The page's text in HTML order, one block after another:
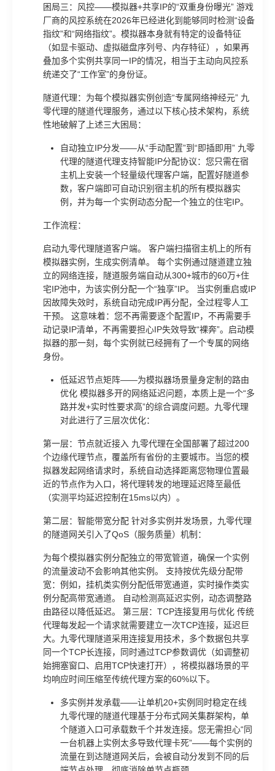
困局三：风控——模拟器+共享IP的“双重身份曝光” 游戏
厂商的风控系统在2026年已经进化到能够同时检测“设备
指纹”和“网络指纹”。模拟器本身就有特定的设备特征
（如显卡驱动、虚拟磁盘序列号、内存特征），如果再
叠加多个实例共享同一IP的情况，相当于主动向风控系
统递交了“工作室”的身份证。
隧道代理：为每个模拟器实例创造“专属网络神经元” 九
零代理的隧道代理服务，通过以下核心技术架构，系统
性地破解了上述三大困局：
自动独立IP分发——从“手动配置”到“即插即用” 九零
代理的隧道代理支持智能IP分配协议：您只需在宿
主机上安装一个轻量级代理客户端，配置好隧道参
数，客户端即可自动识别宿主机的所有模拟器实
例，并为每一个实例动态分配一个独立的住宅IP。
工作流程：
启动九零代理隧道客户端。 客户端扫描宿主机上的所有
模拟器实例，生成实例清单。 每个实例通过隧道建立独
立的网络连接，隧道服务端自动从300+城市的60万+住
宅IP池中，为该实例分配一个“独享”IP。 当实例重启或IP
因故障失效时，系统自动完成IP再分配，全过程零人工
干预。 这意味着：您不再需要逐个配置IP，不再需要手
动记录IP清单，不再需要担心IP失效导致“裸奔”。启动模
拟器的那一刻，每个实例就已经拥有了一个专属的网络
身份。
低延迟节点矩阵——为模拟器场景量身定制的路由
优化 模拟器多开的网络延迟问题，本质上是一个“多
路并发+实时性要求高”的综合调度问题。九零代理
对此进行了三层次优化：
第一层：节点就近接入 九零代理在全国部署了超过200
个边缘代理节点，覆盖所有省份的主要城市。当您的模
拟器发起网络请求时，系统自动选择距离您物理位置最
近的节点作为入口，将代理转发的地理延迟降至最低
（实测平均延迟控制在15ms以内）。
第二层：智能带宽分配 针对多实例并发场景，九零代理
的隧道网关引入了QoS（服务质量）机制：
为每个模拟器实例分配独立的带宽管道，确保一个实例
的流量波动不会影响其他实例。 支持按优先级分配带
宽：例如，挂机类实例分配低带宽通道，实时操作类实
例分配高带宽通道。 自动检测高延迟实例，动态调整路
由路径以降低延迟。 第三层：TCP连接复用与优化 传统
代理每发起一个请求就需要建立一次TCP连接，延迟巨
大。九零代理隧道采用连接复用技术，多个数据包共享
同一个TCP长连接，同时通过TCP参数调优（如调整初
始拥塞窗口、启用TCP快速打开），将模拟器场景的平
均响应时间压缩至传统代理方案的60%以下。
多实例并发承载——让单机20+实例同时稳定在线
九零代理的隧道代理基于分布式网关集群架构，单
个隧道入口可承载数千个并发连接。您无需担心“同
一台机器上实例太多导致代理卡死”——每个实例的
流量在到达隧道网关后，会被自动分发到不同的后